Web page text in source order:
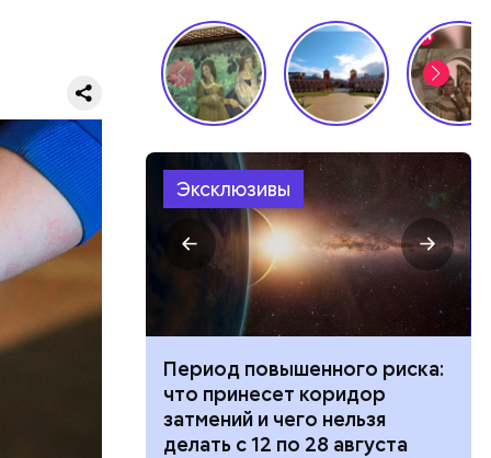
Эксклюзивы
из
с
Период повышенного риска:
что принесет коридор
затмений и чего нельзя
делать с 12 по 28 августа